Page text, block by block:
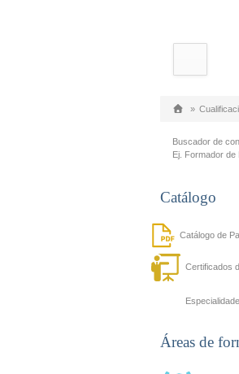
»
Buscador de
Ej. Formador de
Catálogo
Catálogo de
Certificados
Áreas de